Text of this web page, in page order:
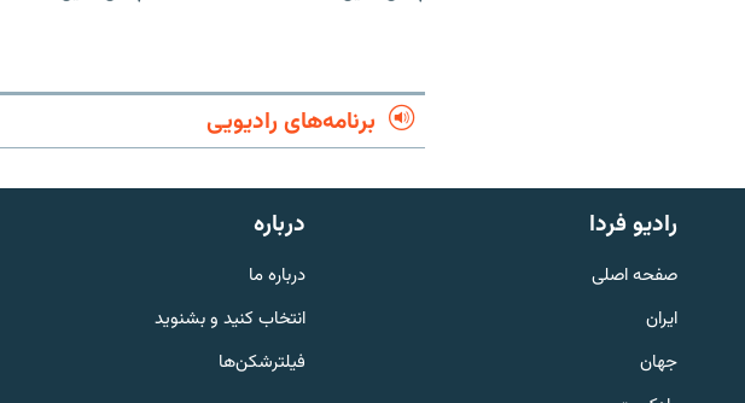
English
به ما بپیوندید
برنامه‌های رادیویی
رادیو فردا
صفحه اصلی
ایران
جهان
درباره
درباره ما
انتخاب کنید و بشنوید
فیلترشکن‌ها